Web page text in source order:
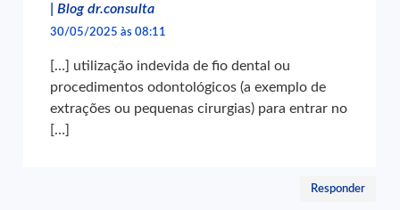
| Blog dr.consulta
30/05/2025 às 08:11
[…] utilização indevida de fio dental ou
procedimentos odontológicos (a exemplo de
extrações ou pequenas cirurgias) para entrar no
[…]
Responder